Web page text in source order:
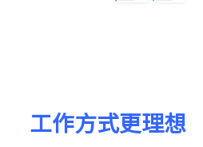
工作方式更理想